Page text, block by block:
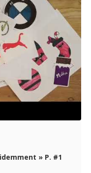
» P. #1